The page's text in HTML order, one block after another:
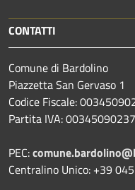
CONTATTI
Comune di Bardolino
Piazzetta San Gervaso 1
Codice Fiscale:
Partita IVA: 00345090237
PEC:
Centralino Unico: +39